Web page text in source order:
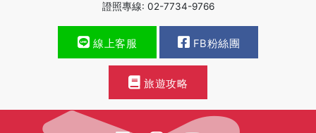
證照專線: 02-7734-9766
線上客服 FB粉絲團
旅遊攻略